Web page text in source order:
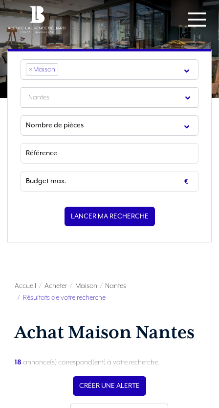
× Maison
Nantes
LANCER MA RECHERCHE
Accueil Acheter Maison
Nantes
Résultats de votre recherche
Achat Maison Nantes
18 annonce(s) correspond(ent) à votre recherche.
CRÉER UNE ALERTE